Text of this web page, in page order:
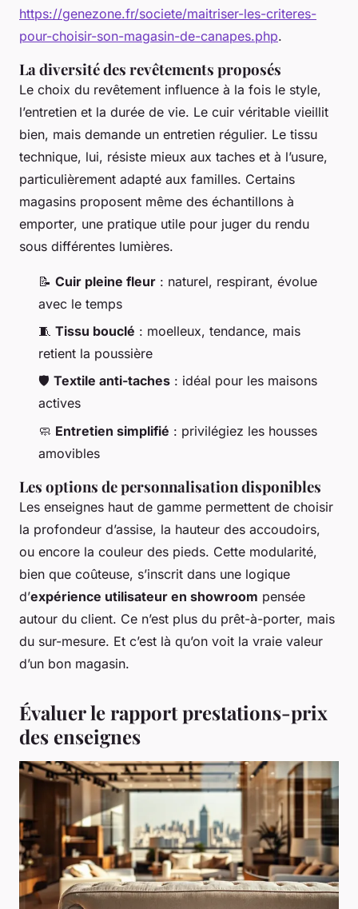
https://genezone.fr/societe/maitriser-les-criteres-
pour-choisir-son-magasin-de-canapes.php.
La diversité des revêtements proposés
Le choix du revêtement influence à la fois le style,
l’entretien et la durée de vie. Le cuir véritable vieillit
bien, mais demande un entretien régulier. Le tissu
technique, lui, résiste mieux aux taches et à l’usure,
particulièrement adapté aux familles. Certains
magasins proposent même des échantillons à
emporter, une pratique utile pour juger du rendu
sous différentes lumières.
📝 Cuir pleine fleur : naturel, respirant, évolue
avec le temps
🧵 Tissu bouclé : moelleux, tendance, mais
retient la poussière
🛡️ Textile anti-taches : idéal pour les maisons
actives
🧼 Entretien simplifié : privilégiez les housses
amovibles
Les options de personnalisation disponibles
Les enseignes haut de gamme permettent de choisir
la profondeur d’assise, la hauteur des accoudoirs,
ou encore la couleur des pieds. Cette modularité,
bien que coûteuse, s’inscrit dans une logique
d’expérience utilisateur en showroom pensée
autour du client. Ce n’est plus du prêt-à-porter, mais
du sur-mesure. Et c’est là qu’on voit la vraie valeur
d’un bon magasin.
Évaluer le rapport prestations-prix
des enseignes